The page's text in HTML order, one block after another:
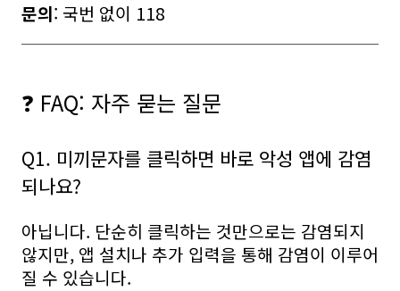
문의: 국번 없이 118
❓ FAQ: 자주 묻는 질문
Q1. 미끼문자를 클릭하면 바로 악성 앱에 감염
되나요?
아닙니다. 단순히 클릭하는 것만으로는 감염되지
않지만, 앱 설치나 추가 입력을 통해 감염이 이루어
질 수 있습니다.